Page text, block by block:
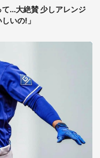
...大絶賛 少しアレンジ
いの!」